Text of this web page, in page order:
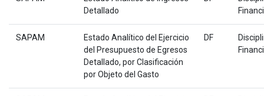
Detallado
SAPAM
Estado Analítico del Ejercicio
del Presupuesto de Egresos
Detallado, por Clasificación
por Objeto del Gasto
DF